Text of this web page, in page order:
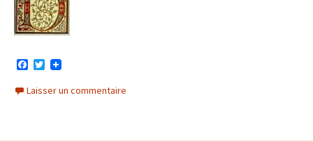
c
e
T
i
t
Laisser un commentaire